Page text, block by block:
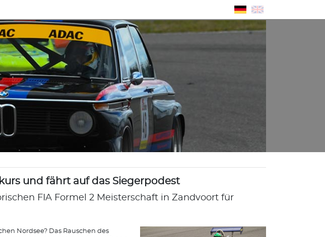
und fährt auf das Siegerpodest
FIA Formel 2 Meisterschaft in Zandvoort für
Nordsee? Das Rauschen des